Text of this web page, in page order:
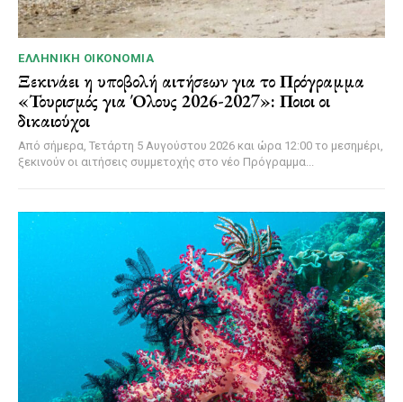
ΕΛΛΗΝΙΚΉ ΟΙΚΟΝΟΜΊΑ
Ξεκινάει η υποβολή αιτήσεων για το Πρόγραμμα
«Τουρισμός για Όλους 2026-2027»: Ποιοι οι
δικαιούχοι
Από σήμερα, Τετάρτη 5 Αυγούστου 2026 και ώρα 12:00 το μεσημέρι,
ξεκινούν οι αιτήσεις συμμετοχής στο νέο Πρόγραμμα...